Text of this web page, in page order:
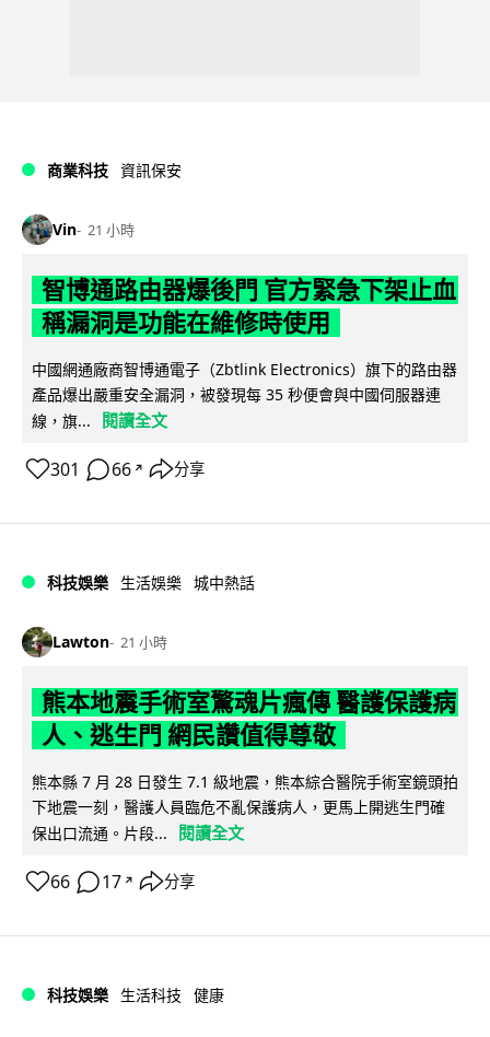
商業科技 資訊保安
Vin 21 小時
智博通路由器爆後門 官方緊急下架止血
稱漏洞是功能在維修時使用
中國網通廠商智博通電子（Zbtlink Electronics）旗下的路由器
產品爆出嚴重安全漏洞，被發現每 35 秒便會與中國伺服器連
線，旗...
閱讀全文
301 66 ↗ 分享
科技娛樂 生活娛樂 城中熱話
Lawton 21 小時
熊本地震手術室驚魂片瘋傳 醫護保護病
人、逃生門 網民讚值得尊敬
熊本縣 7 月 28 日發生 7.1 級地震，熊本綜合醫院手術室鏡頭拍
下地震一刻，醫護人員臨危不亂保護病人，更馬上開逃生門確
保出口流通。片段...
閱讀全文
66 17 ↗ 分享
科技娛樂 生活科技 健康